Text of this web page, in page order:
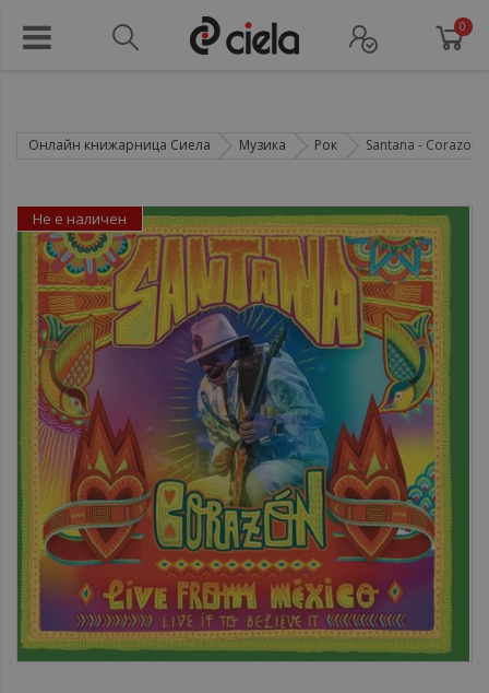
0
Онлайн книжарница Сиела Музика Рок Santana ‎- Corazon
Не е наличен